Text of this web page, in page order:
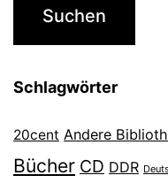
Schlagwörter
20cent Andere
Bücher CD DDR